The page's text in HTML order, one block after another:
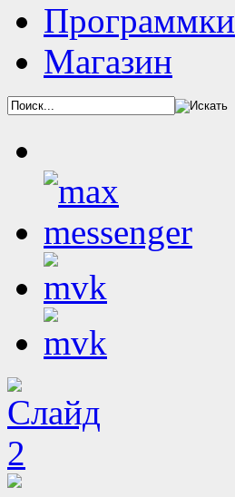
Программки
Магазин